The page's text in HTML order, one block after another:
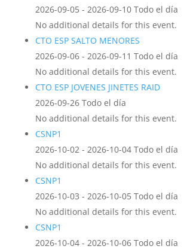
2026-09-05 - 2026-09-10 Todo el día
No additional details for this event.
CTO ESP SALTO MENORES
2026-09-06 - 2026-09-11 Todo el día
No additional details for this event.
CTO ESP JOVENES JINETES RAID
2026-09-26 Todo el día
No additional details for this event.
CSNP1
2026-10-02 - 2026-10-04 Todo el día
No additional details for this event.
CSNP1
2026-10-03 - 2026-10-05 Todo el día
No additional details for this event.
CSNP1
2026-10-04 - 2026-10-06 Todo el día